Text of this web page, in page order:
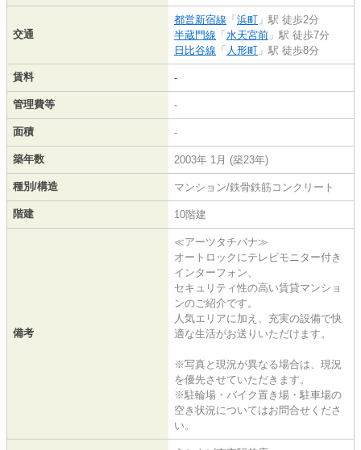
交通
都営新宿線 「 浜町 」駅 徒歩2分
半蔵門線 「 水天宮前 」駅 徒歩7分
日比谷線 「 人形町 」駅 徒歩8分
賃料 -
管理費等 -
面積 -
築年数 2003年 1月 (築23年)
種別/構造 マンション/鉄骨鉄筋コンクリート
階建 10階建
備考
≪アーツタチバナ≫
オートロックにテレビモニター付き
インターフォン、
セキュリティ性の高い賃貸マンショ
ンのご紹介です。
人気エリアに加え、充実の設備で快
適な生活がお送りいただけます。
※写真と現況が異なる場合は、現況
を優先させていただきます。
※駐輪場・バイク置き場・駐車場の
空き状況についてはお問合せくださ
い。